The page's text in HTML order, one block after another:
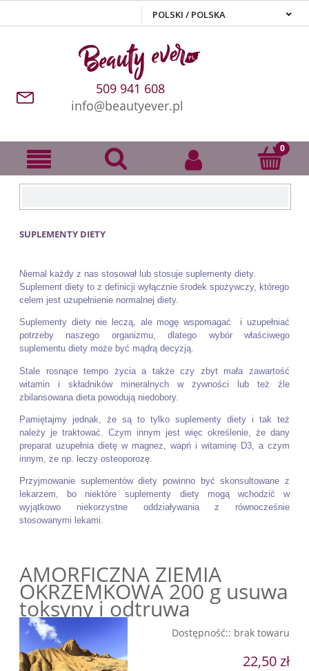
509 941 608
info@beautyever.pl
SUPLEMENTY DIETY
Niemal każdy z nas stosował lub stosuje suplementy diety.
Suplement diety to z definicji wyłącznie środek spożywczy, którego
celem jest uzupełnienie normalnej diety.
Suplementy diety nie leczą, ale mogę wspomagać i uzupełniać
potrzeby naszego organizmu, dlatego wybór właściwego
suplementu diety może być mądrą decyzją.
Stale rosnące tempo życia a także czy zbyt mała zawartość
witamin i składników mineralnych w żywności lub też źle
zbilansowana dieta powodują niedobory.
Pamiętajmy jednak, że są to tylko suplementy diety i tak też
należy je traktować. Czym innym jest więc określenie, że dany
preparat uzupełnia dietę w magnez, wapń i witaminę D3, a czym
innym, że np. leczy osteoporozę.
Przyjmowanie suplementów diety powinno być skonsultowane z
lekarzem, bo niektóre suplementy diety mogą wchodzić w
wyjątkowo niekorzystne oddziaływania z równocześnie
stosowanymi lekami.
AMORFICZNA ZIEMIA
OKRZEMKOWA 200 g usuwa
toksyny i odtruwa
Dostępność:: brak towaru
22,50 zł